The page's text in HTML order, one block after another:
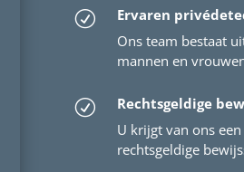
R
Ervaren
Ons team bestaat
mannen en
R
Rechtsgeldige
U krijgt van ons
rechtsgeldige